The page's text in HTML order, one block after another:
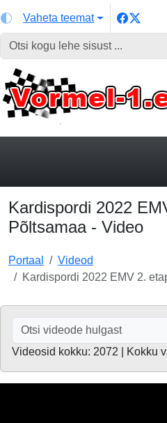
Vaheta teemat
Kardispordi 2022
Põltsamaa - Video
Portaal
Videod
Kardispordi 2022 EMV 2.
Videosid kokku: 2072 | Kokku